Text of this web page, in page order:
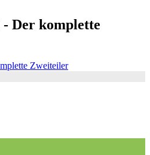
- Der komplette